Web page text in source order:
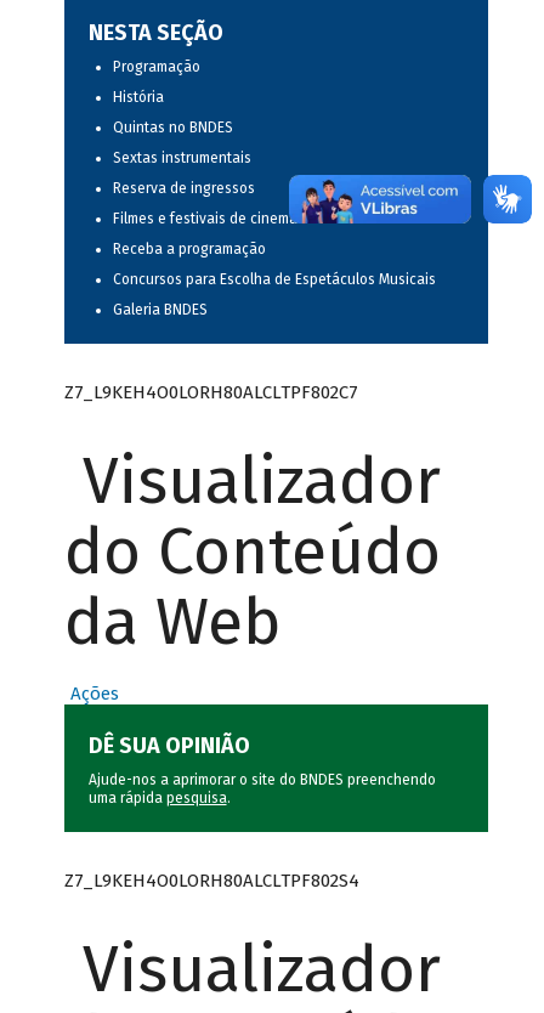
NESTA SEÇÃO
Programação
História
Quintas no BNDES
Sextas instrumentais
Reserva de ingressos
Filmes e festivais de cinema
Receba a programação
Concursos para Escolha de Espetáculos Musicais
Galeria BNDES
Z7_L9KEH4O0LORH80ALCLTPF802C7
Visualizador
do Conteúdo
da Web
Ações
DÊ SUA OPINIÃO
Ajude-nos a aprimorar o site do BNDES preenchendo
uma rápida pesquisa.
Z7_L9KEH4O0LORH80ALCLTPF802S4
Visualizador